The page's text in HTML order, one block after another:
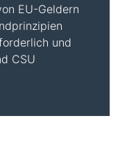
EU-Geldern
und
CSU